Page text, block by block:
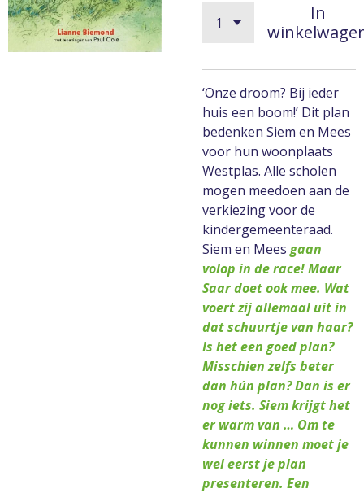
In
‘Onze droom? Bij ieder
huis een boom!’ Dit plan
bedenken Siem en Mees
voor hun woonplaats
Westplas. Alle scholen
mogen meedoen aan de
verkiezing voor de
kindergemeenteraad.
Siem en Mees gaan
volop in de race! Maar
Saar doet ook mee. Wat
voert zij allemaal uit in
dat schuurtje van haar?
Is het een goed plan?
Misschien zelfs beter
dan hún plan? Dan is er
nog iets. Siem krijgt het
er warm van … Om te
kunnen winnen moet je
wel eerst je plan
presenteren. Een